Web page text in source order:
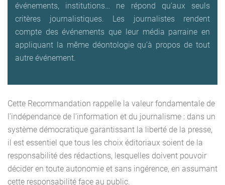
événements, institutions… ne répond qu’aux seuls
critères journalistiques. Les journalistes rendent
compte des événements que leur média parraine en
appliquant la même déontologie qu’à propos de tout
autre événement.
Cette Recommandation rappelle la valeur fondamentale de
l’indépendance de l’information et du journalisme : dans un
système démocratique garantissant la liberté de la presse,
il est essentiel que tous les choix éditoriaux soient de la
responsabilité des rédactions, lesquelles doivent pouvoir
décider en toute autonomie et sans ingérence, en assumant
cette responsabilité face au public.